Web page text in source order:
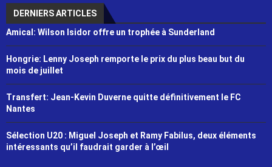
DERNIERS ARTICLES
Amical: Wilson Isidor offre un trophée à Sunderland
Hongrie: Lenny Joseph remporte le prix du plus beau but du
mois de juillet
Transfert: Jean-Kevin Duverne quitte définitivement le FC
Nantes
Sélection U20 : Miguel Joseph et Ramy Fabilus, deux éléments
intéressants qu’il faudrait garder à l’œil